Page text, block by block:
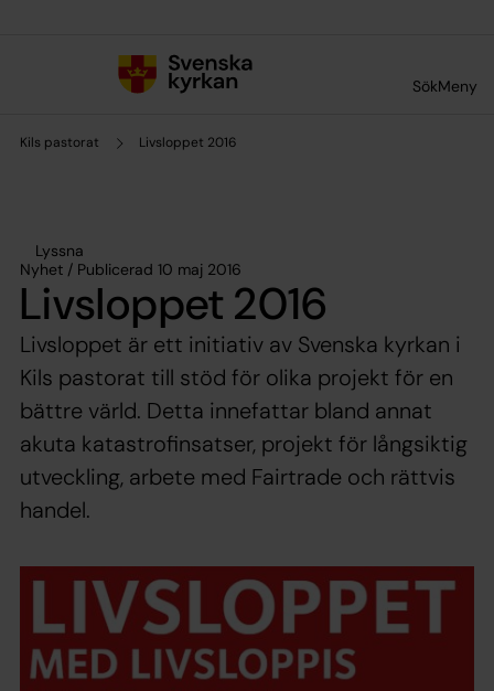
SökMeny
Kils pastorat Livsloppet 2016
Lyssna
Nyhet / Publicerad 10 maj 2016
Livsloppet 2016
Livsloppet är ett initiativ av Svenska kyrkan i
Kils pastorat till stöd för olika projekt för en
bättre värld. Detta innefattar bland annat
akuta katastrofinsatser, projekt för långsiktig
utveckling, arbete med Fairtrade och rättvis
handel.